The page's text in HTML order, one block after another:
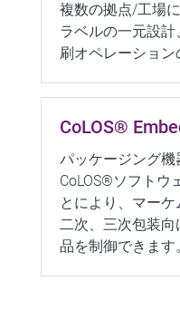
複数の拠点/工場
ラベルの一元設
刷オペレーション
CoLOS®
パッケージング機
CoLOS®ソフトウ
とにより、マーケ
二次、三次包装
品を制御できます